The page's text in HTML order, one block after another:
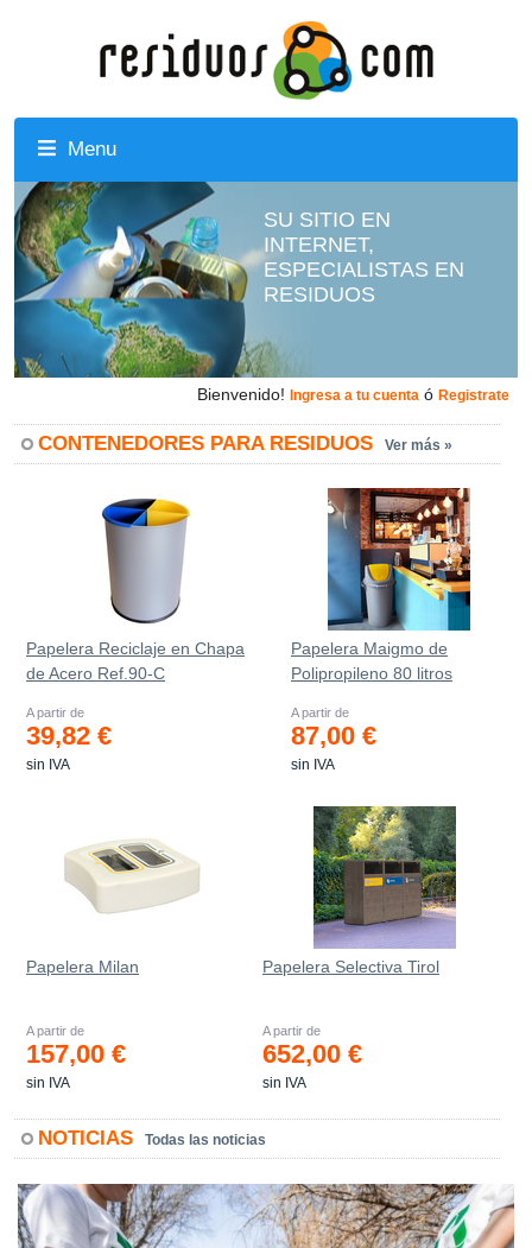
Menu
SU SITIO EN
INTERNET,
ESPECIALISTAS EN
RESIDUOS
Bienvenido! Ingresa a tu cuenta ó Registrate
CONTENEDORES PARA RESIDUOS Ver más »
Papelera Reciclaje en Chapa
de Acero Ref.90-C
A partir de
39,82 €
sin IVA
Papelera Maigmo de
Polipropileno 80 litros
A partir de
87,00 €
sin IVA
Papelera Milan
A partir de
157,00 €
sin IVA
Papelera Selectiva Tirol
A partir de
652,00 €
sin IVA
NOTICIAS Todas las noticias